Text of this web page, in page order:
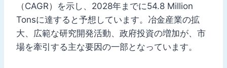
（CAGR）を示し、2028年までに54.8 Million
Tonsに達すると予想しています。冶金産業の拡
大、広範な研究開発活動、政府投資の増加が、市
場を牽引する主な要因の一部となっています。